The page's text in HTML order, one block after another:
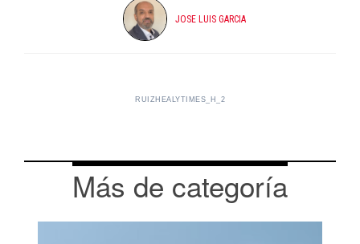
JOSE LUIS GARCIA
RUIZHEALYTIMES_H_2
Más de categoría